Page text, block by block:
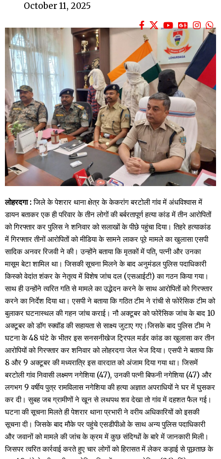
October 11, 2025
लोहरदगा :जिले के पेशरार थाना क्षेत्र के केकरांग बरटोली गांव में अंधविश्वास में
डायन बताकर एक ही परिवार के तीन लोगों की बर्बरतापूर्ण हत्या कांड में तीन आरोपितों
को गिरफ्तार कर पुलिस ने शनिवार को सलाखों के पीछे पहुंचा दिया। तिहरे हत्याकांड
में गिरफ्तार तीनों आरोपितों को मीडिया के सामने लाकर पूरे मामले का खुलासा एसपी
सादिक अनवर रिजवी ने की। उन्होंने बताया कि मृतकों में पति, पत्नी और उनका
मासूम बेटा शामिल था। जिसकी सूचना मिलने के बाद अनुमंडल पुलिस पदाधिकारी
किस्को वेदांत शंकर के नेतृत्व में विशेष जांच दल (एसआईटी) का गठन किया गया।
साथ ही उन्होंने त्वरित गति से मामले का उद्भेदन करने के साथ आरोपितों को गिरफ्तार
करने का निर्देश दिया था। एसपी ने बताया कि गठित टीम ने रांची से फोरेंसिक टीम को
बुलाकर घटनास्थल की गहन जांच कराई। नौ अक्टूबर को फोरेंसिक जांच के बाद 10
अक्टूबर को डॉग स्क्वॉड की सहायता से साक्ष्य जुटाए गए।जिसके बाद पुलिस टीम ने
घटना के 48 घंटे के भीतर इस सनसनीखेज ट्रिपल मर्डर कांड का खुलासा कर तीन
आरोपियों को गिरफ्तार कर शनिवार को लोहरदगा जेल भेज दिया। एसपी ने बताया कि
8 और 9 अक्टूबर की मध्यरात्रि इस वारदात को अंजाम दिया गया था। जिसमें
बरटोली गांव निवासी लक्ष्मण नगेशिया (47), उनकी पत्नी बिफनी नगेशिया (47) और
लगभग 9 वर्षीय पुत्र रामविलास नगेशिया की हत्या अज्ञात अपराधियों ने घर में घुसकर
कर दी। सुबह जब ग्रामीणों ने खून से लथपथ शव देखा तो गांव में दहशत फैल गई।
घटना की सूचना मिलते ही पेशरार थाना प्रभारी ने वरीय अधिकारियों को इसकी
सूचना दी। जिसके बाद मौके पर पहुंचे एसडीपीओ के साथ अन्य पुलिस पदाधिकारी
और जवानों को मामले की जांच के क्रम में कुछ संदिग्धों के बारे में जानकारी मिली।
जिसपर त्वरित कार्रवाई करते हुए चार लोगों को हिरासत में लेकर कड़ाई से पूछताछ के